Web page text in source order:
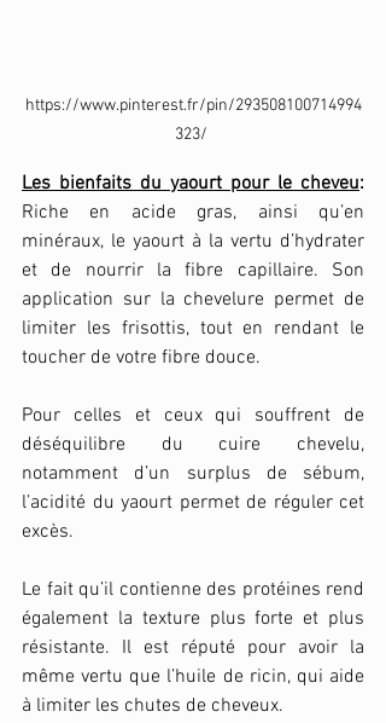
https://www.pinterest.fr/pin/293508100714994
323/
Les bienfaits du yaourt pour le cheveu:
Riche en acide gras, ainsi qu’en
minéraux, le yaourt à la vertu d’hydrater
et de nourrir la fibre capillaire. Son
application sur la chevelure permet de
limiter les frisottis, tout en rendant le
toucher de votre fibre douce.
Pour celles et ceux qui souffrent de
déséquilibre du cuire chevelu,
notamment d’un surplus de sébum,
l’acidité du yaourt permet de réguler cet
excès.
Le fait qu’il contienne des protéines rend
également la texture plus forte et plus
résistante. Il est réputé pour avoir la
même vertu que l’huile de ricin, qui aide
à limiter les chutes de cheveux.